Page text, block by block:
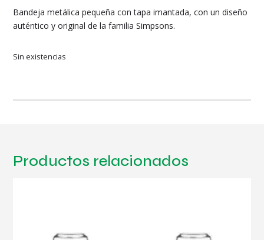
Bandeja metálica pequeña con tapa imantada, con un diseño
auténtico y original de la familia Simpsons.
Sin existencias
Productos relacionados